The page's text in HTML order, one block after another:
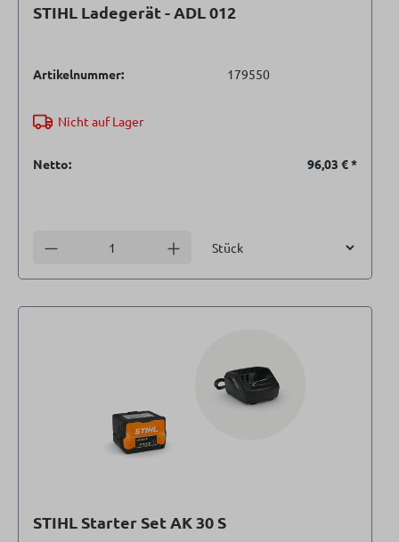
STIHL Ladegerät - ADL 012
Artikelnummer: 179550
Nicht auf Lager
Netto: 96,03 €*
Anzahl verringern Anzahl erhöhen
STIHL Starter Set AK 30 S